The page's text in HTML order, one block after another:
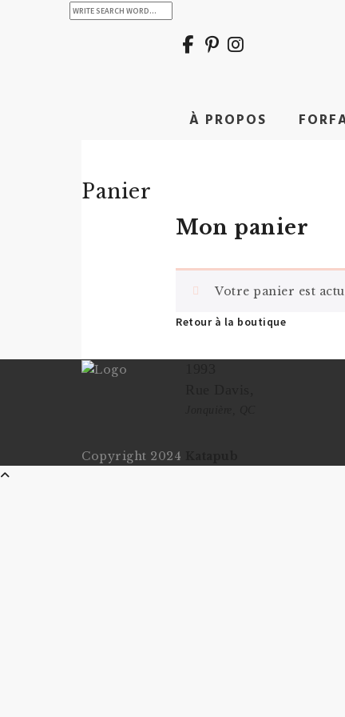
À PROPOS
Panier
Mon panier
Votre panier est
Retour à la boutique
Copyright 2024